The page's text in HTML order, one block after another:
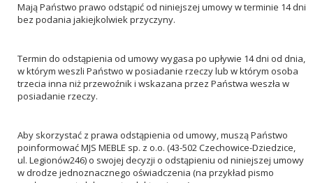
Mają Państwo prawo odstąpić od niniejszej umowy w terminie 14 dni
bez podania jakiejkolwiek przyczyny.
Termin do odstąpienia od umowy wygasa po upływie 14 dni od dnia,
w którym weszli Państwo w posiadanie rzeczy lub w którym osoba
trzecia inna niż przewoźnik i wskazana przez Państwa weszła w
posiadanie rzeczy.
Aby skorzystać z prawa odstąpienia od umowy, muszą Państwo
poinformować MJS MEBLE sp. z o.o. (43-502 Czechowice-Dziedzice,
ul. Legionów246) o swojej decyzji o odstąpieniu od niniejszej umowy
w drodze jednoznacznego oświadczenia (na przykład pismo